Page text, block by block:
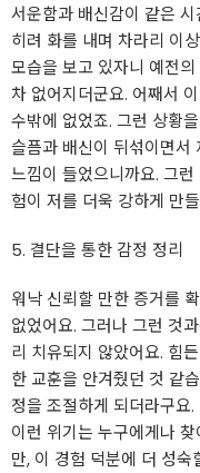
서운함과 배신감이 같은
히려 화를 내며 차라리 이
모습을 보고 있자니 예전
차 없어지더군요. 어째서
수밖에 없었죠. 그런 상황
슬픔과 배신이 뒤섞이면서
느낌이 들었으니까요. 그
험이 저를 더욱 강하게 만
5. 결단을 통한 감정 정리
워낙 신뢰할 만한 증거를
없었어요. 그러나 그런 것
리 치유되지 않았어요. 힘
한 교훈을 안겨줬던 것 같
정을 조절하게 되더라구요.
이런 위기는 누구에게나
만, 이 경험 덕분에 더 성